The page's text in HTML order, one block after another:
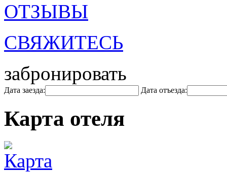
ОТЗЫВЫ
СВЯЖИТЕСЬ
забронировать
Дата заезда: Дата отъезда:
Карта отеля